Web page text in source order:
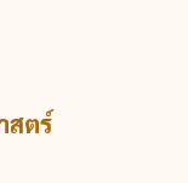
สตร์